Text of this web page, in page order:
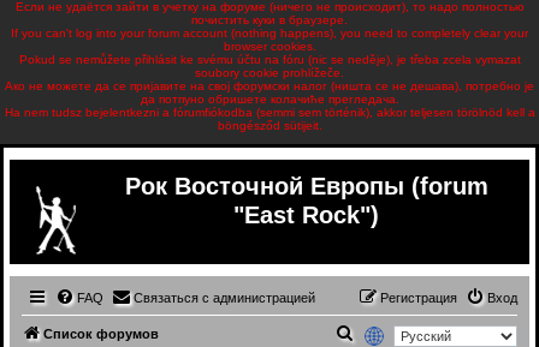
Если не удаётся зайти в учетку на форуме (ничего не происходит), то надо полностью
почистить куки в браузере.
If you can't log into your forum account (nothing happens), you need to completely clear your
browser cookies.
Pokud se nemůžete přihlásit ke svému účtu na fóru (nic se neděje), je třeba zcela vymazat
soubory cookie prohlížeče.
Ако не можете да се пријавите на свој форумски налог (ништа се не дешава), потребно је
да потпуно обришете колачиће прегледача.
Ha nem tudsz bejelentkezni a fórumfiókodba (semmi sem történik), akkor teljesen törölnöd kell a
böngésződ sütijeit.
Рок Восточной Европы (forum
"East Rock")
FAQ Связаться с администрацией Вход
Регистрация
Список форумов